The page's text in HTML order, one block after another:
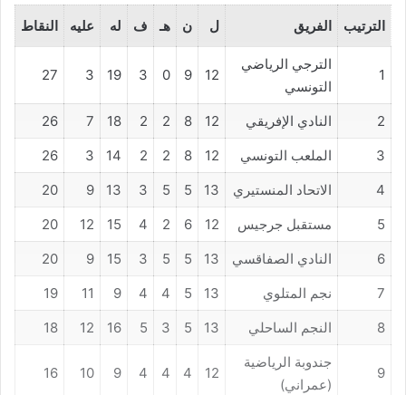
الترتيب الفريق ل ن هـ ف له عليه النقاط
1
الترجي الرياضي
التونسي
12
9
0
3
19
3
27
2 النادي الإفريقي 12
8
2
2
18
7
26
3
الملعب التونسي 12
8
2
2
14
3
26
4
الاتحاد المنستيري 13
5
5
3
13
9
20
5
مستقبل جرجيس 12
6
2
4
15
12
20
6
النادي الصفاقسي 13
5
5
3
15
9
20
7
نجم المتلوي 13
5
4
4
9
11
19
8
النجم الساحلي 13
5
3
5
16
12
18
9
جندوبة الرياضية
(عمراني)
12
4
4
4
9
10
16